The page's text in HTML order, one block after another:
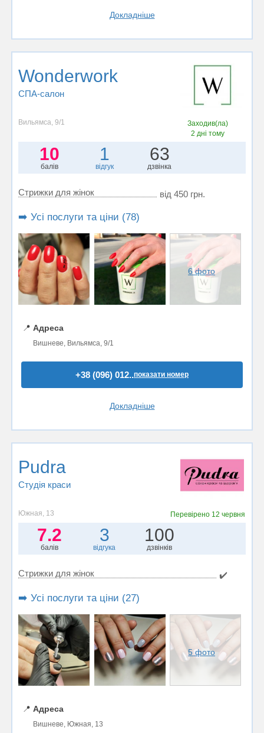
Докладніше
Wonderwork
СПА-салон
Вильямса, 9/1
Заходив(ла)
2 дні тому
10
балів
1
відгук
63
дзвінка
Стрижки для жінок від 450 грн.
➡️ Усі послуги та ціни (78)
6 фото
📍 Адреса
Вишневе, Вильямса, 9/1
+38 (096) 012..показати номер
Докладніше
Pudra
Студія краси
Южная, 13 Перевірено 12 червня
7.2
балів
3
відгука
100
дзвінків
Стрижки для жінок ✔️
➡️ Усі послуги та ціни (27)
5 фото
📍 Адреса
Вишневе, Южная, 13